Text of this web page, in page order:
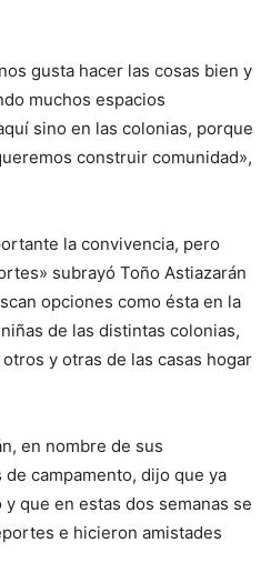
gusta hacer las cosas bien y
muchos espacios
sino en las colonias, porque
construir comunidad»,
la convivencia, pero
subrayó Toño Astiazarán
opciones como ésta en la
de las distintas colonias,
y otras de las casas hogar
en nombre de sus
campamento, dijo que ya
que en estas dos semanas se
e hicieron amistades